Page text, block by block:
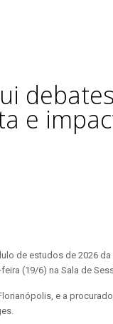
e
de estudos de 2026
(19/6) na Sala de
e a